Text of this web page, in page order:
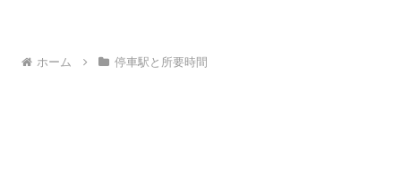
ホーム 停車駅と所要時間